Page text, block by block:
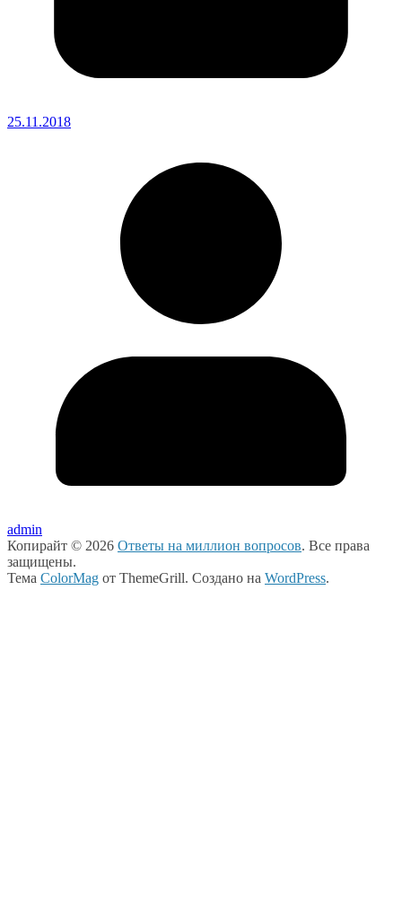
25.11.2018
admin
Копирайт © 2026 Ответы на миллион вопросов. Все права
защищены.
Тема ColorMag от ThemeGrill. Создано на WordPress.